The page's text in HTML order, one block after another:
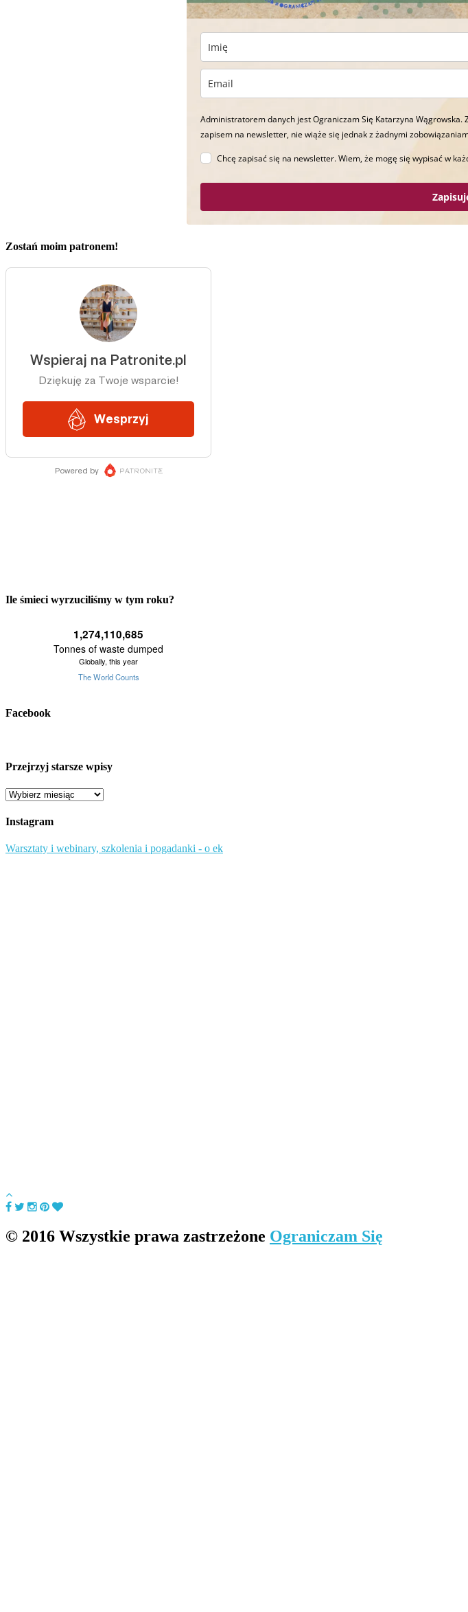
Administratorem danych jest Ograniczam Się Katarzyna
zapisem na newsletter, nie wiąże się jednak z żadnymi
Chcę zapisać się na newsletter. Wiem, że mogę się wypisać w
Zostań moim patronem!
Ile śmieci wyrzuciliśmy w tym roku?
Facebook
Przejrzyj starsze wpisy
Przejrzyj
wpisy
Instagram
Warsztaty i webinary, szkolenia i pogadanki - o ek
© 2016 Wszystkie prawa zastrzeżone Ograniczam Się